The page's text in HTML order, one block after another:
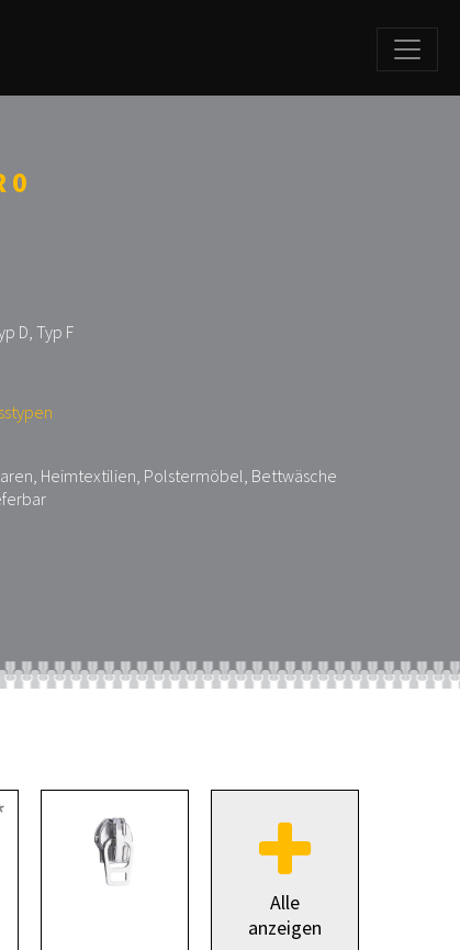
0
D, Typ F
Heimtextilien, Polstermöbel, Bettwäsche
Alle
anzeigen